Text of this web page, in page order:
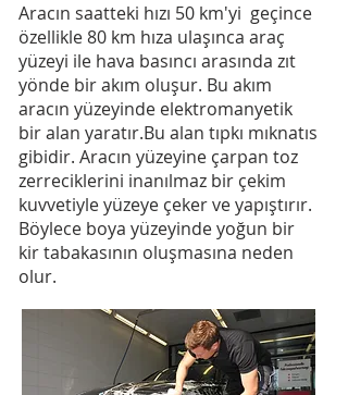
A Bit About Me
Aracın saatteki hızı 50 km'yi geçince
özellikle 80 km hıza ulaşınca araç
yüzeyi ile hava basıncı arasında zıt
yönde bir akım oluşur. Bu akım
aracın yüzeyinde elektromanyetik
bir alan yaratır.Bu alan tıpkı mıknatıs
gibidir. Aracın yüzeyine çarpan toz
zerreciklerini inanılmaz bir çekim
kuvvetiyle yüzeye çeker ve yapıştırır.
Böylece boya yüzeyinde yoğun bir
kir tabakasının oluşmasına neden
olur.